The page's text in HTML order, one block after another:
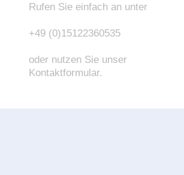
Rufen Sie einfach an unter
+49 (0)15122360535
oder nutzen Sie unser
Kontaktformular.